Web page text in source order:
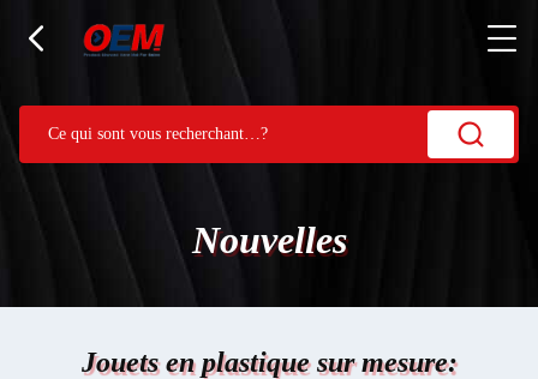
Nouvelles
Jouets en plastique sur mesure: